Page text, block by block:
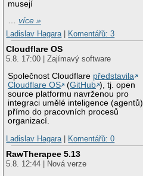
musejí
…více »
Ladislav Hagara
Komentářů: 3
Cloudflare OS
5.8. 17:00 | Zajímavý software
Společnost Cloudflare představila
Cloudflare OS
(GitHub ), tj. open
source platformu navrženou pro
integraci umělé inteligence (agentů)
přímo do pracovních procesů
organizací.
Ladislav Hagara
Komentářů: 0
RawTherapee 5.13
5.8. 12:44 | Nová verze